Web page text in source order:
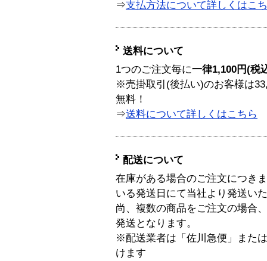
⇒支払方法について詳しくはこ
送料について
1つのご注文毎に一律1,100円(税
※売掛取引(後払い)のお客様は
無料！
⇒送料について詳しくはこちら
配送について
在庫がある場合のご注文につき
いる発送日にて当社より発送い
尚、複数の商品をご注文の場合
発送となります。
※配送業者は「佐川急便」また
けます